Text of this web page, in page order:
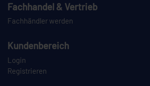
Fachhandel & Vertrieb
Fachhändler werden
Kundenbereich
Login
Registrieren